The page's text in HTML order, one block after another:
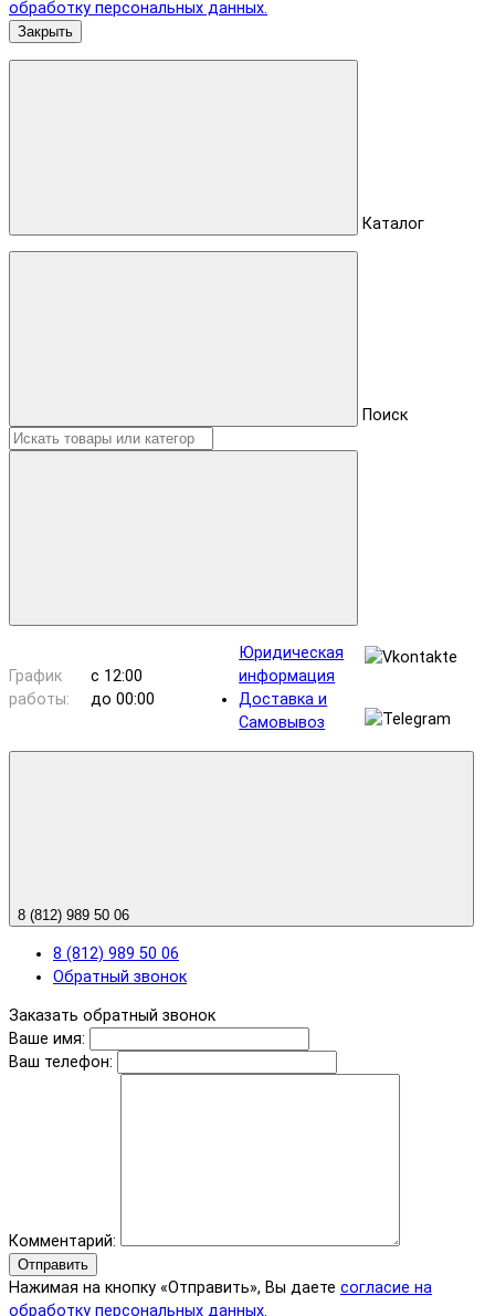
обработку персональных данных.
Закрыть
Каталог
Поиск
График
работы:
с 12:00
до 00:00
Юридическая
информация
Доставка и
Самовывоз
8 (812) 989 50 06
8 (812) 989 50 06
Обратный звонок
Заказать обратный звонок
Ваше имя:
Ваш телефон:
Комментарий:
Отправить
Нажимая на кнопку «Отправить», Вы даете согласие на
обработку персональных данных.